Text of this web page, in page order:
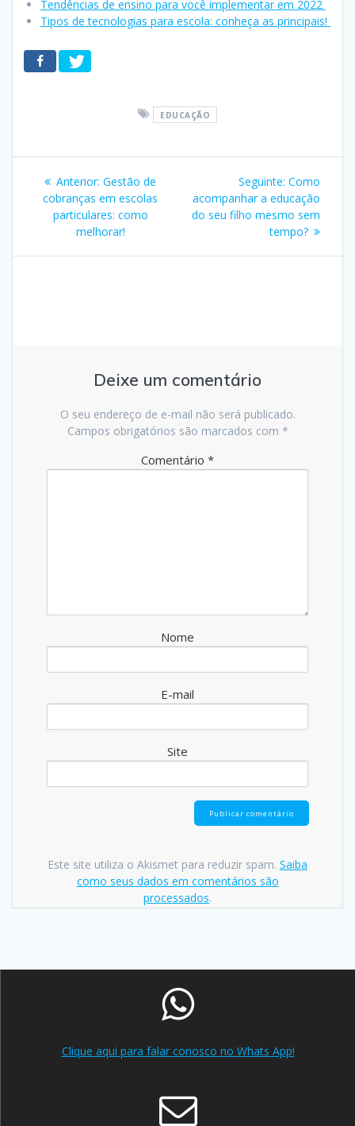
Tendências de ensino para você implementar em 2022
Tipos de tecnologias para escola: conheça as principais!
EDUCAÇÃO
Navegação
de
Anterior: Post
anterior:
Gestão de
cobranças em escolas
particulares: como
melhorar!
Seguinte: Post
seguinte:
Como
acompanhar a educação
do seu filho mesmo sem
tempo?
Deixe um comentário
O seu endereço de e-mail não será publicado.
Campos obrigatórios são marcados com *
Comentário *
Nome
E-mail
Site
Este site utiliza o Akismet para reduzir spam. Saiba
como seus dados em comentários são
processados.
Clique aqui para falar conosco no Whats App!